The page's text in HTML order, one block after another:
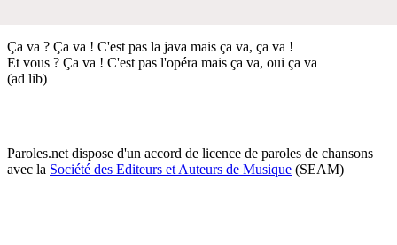
Ça va ? Ça va ! C'est pas la java mais ça va, ça va !
Et vous ? Ça va ! C'est pas l'opéra mais ça va, oui ça va
(ad lib)
Paroles.net dispose d'un accord de licence de paroles de chansons
avec la Société des Editeurs et Auteurs de Musique (SEAM)